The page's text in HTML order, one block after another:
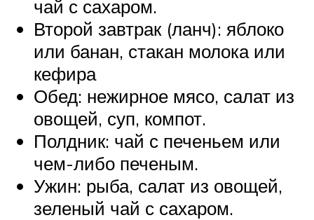
чай с сахаром.
Второй завтрак (ланч): яблоко
или банан, стакан молока или
кефира
Обед: нежирное мясо, салат из
овощей, суп, компот.
Полдник: чай с печеньем или
чем-либо печеным.
Ужин: рыба, салат из овощей,
зеленый чай с сахаром.